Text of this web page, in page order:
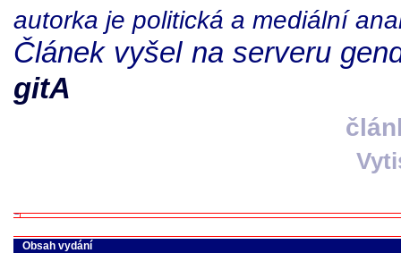
autorka je politická a mediální
Článek vyšel na serveru
gitA
Obsah vydání